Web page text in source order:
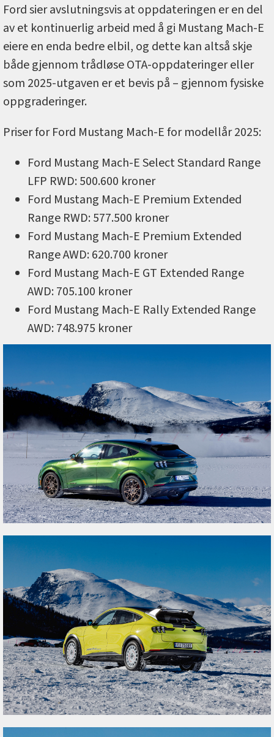
Ford sier avslutningsvis at oppdateringen er en del
av et kontinuerlig arbeid med å gi Mustang Mach-E
eiere en enda bedre elbil, og dette kan altså skje
både gjennom trådløse OTA-oppdateringer eller
som 2025-utgaven er et bevis på – gjennom fysiske
oppgraderinger.
Priser for Ford Mustang Mach-E for modellår 2025:
Ford Mustang Mach-E Select Standard Range
LFP RWD: 500.600 kroner
Ford Mustang Mach-E Premium Extended
Range RWD: 577.500 kroner
Ford Mustang Mach-E Premium Extended
Range AWD: 620.700 kroner
Ford Mustang Mach-E GT Extended Range
AWD: 705.100 kroner
Ford Mustang Mach-E Rally Extended Range
AWD: 748.975 kroner